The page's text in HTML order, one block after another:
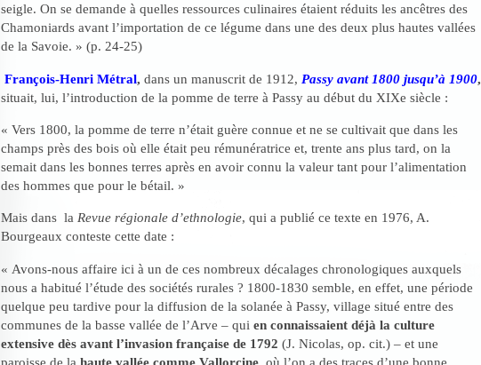
seigle. On se demande à quelles ressources culinaires étaient réduits les ancêtres des
Chamoniards avant l’importation de ce légume dans une des deux plus hautes vallées
de la Savoie. » (p. 24-25)
François-Henri Métral, dans un manuscrit de 1912, Passy avant 1800 jusqu’à 1900,
situait, lui, l’introduction de la pomme de terre à Passy au début du XIXe siècle :
« Vers 1800, la pomme de terre n’était guère connue et ne se cultivait que dans les
champs près des bois où elle était peu rémunératrice et, trente ans plus tard, on la
semait dans les bonnes terres après en avoir connu la valeur tant pour l’alimentation
des hommes que pour le bétail. »
Mais dans la Revue régionale d’ethnologie, qui a publié ce texte en 1976, A.
Bourgeaux conteste cette date :
« Avons-nous affaire ici à un de ces nombreux décalages chronologiques auxquels
nous a habitué l’étude des sociétés rurales ? 1800-1830 semble, en effet, une période
quelque peu tardive pour la diffusion de la solanée à Passy, village situé entre des
communes de la basse vallée de l’Arve – qui en connaissaient déjà la culture
extensive dès avant l’invasion française de 1792 (J. Nicolas, op. cit.) – et une
paroisse de la haute vallée comme Vallorcine, où l’on a des traces d’une bonne